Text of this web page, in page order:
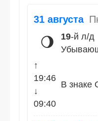
31 августа
🌖 19-й л/д
↑
19:46
↓
09:40
В знаке